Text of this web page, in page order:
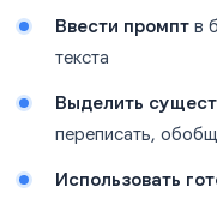
Ввести промпт в
текста
Выделить
переписать,
Использовать